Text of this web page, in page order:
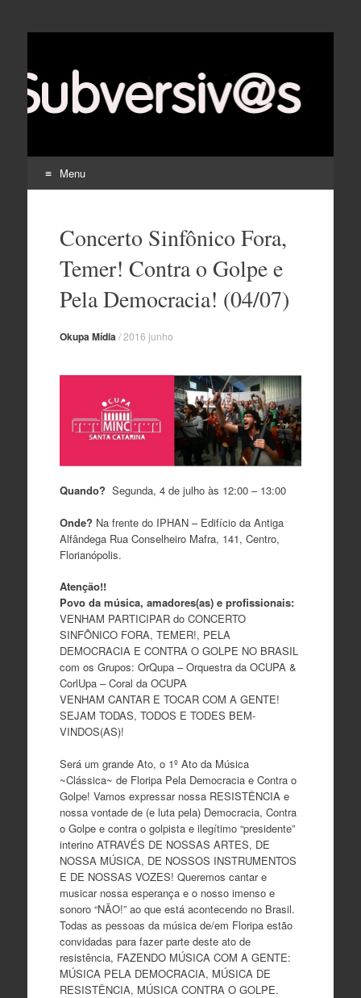
Menu
Concerto Sinfônico Fora,
Temer! Contra o Golpe e
Pela Democracia! (04/07)
Okupa Mídia /2016 junho
Quando? Segunda, 4 de julho às 12:00 – 13:00
Onde? Na frente do IPHAN – Edifício da Antiga
Alfândega Rua Conselheiro Mafra, 141, Centro,
Florianópolis.
Atenção!!
Povo da música, amadores(as) e profissionais:
VENHAM PARTICIPAR do CONCERTO
SINFÔNICO FORA, TEMER!, PELA
DEMOCRACIA E CONTRA O GOLPE NO BRASIL
com os Grupos: OrQupa – Orquestra da OCUPA &
CorlUpa – Coral da OCUPA
VENHAM CANTAR E TOCAR COM A GENTE!
SEJAM TODAS, TODOS E TODES BEM-
VINDOS(AS)!
Será um grande Ato, o 1º Ato da Música
~Clássica~ de Floripa Pela Democracia e Contra o
Golpe! Vamos expressar nossa RESISTÊNCIA e
nossa vontade de (e luta pela) Democracia, Contra
o Golpe e contra o golpista e ilegítimo “presidente”
interino ATRAVÉS DE NOSSAS ARTES, DE
NOSSA MÚSICA, DE NOSSOS INSTRUMENTOS
E DE NOSSAS VOZES! Queremos cantar e
musicar nossa esperança e o nosso imenso e
sonoro “NÃO!” ao que está acontecendo no Brasil.
Todas as pessoas da música de/em Floripa estão
convidadas para fazer parte deste ato de
resistência, FAZENDO MÚSICA COM A GENTE:
MÚSICA PELA DEMOCRACIA, MÚSICA DE
RESISTÊNCIA, MÚSICA CONTRA O GOLPE.